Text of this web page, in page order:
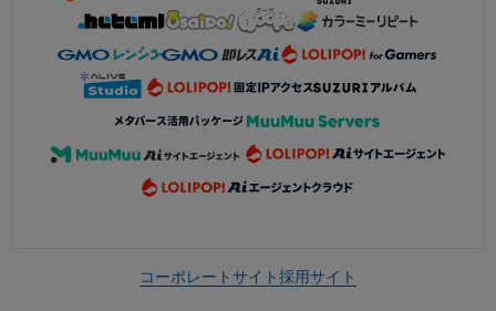
コーポレートサイト採用サイト